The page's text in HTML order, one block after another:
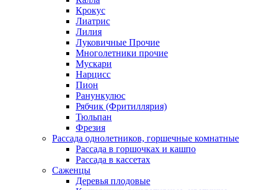
Крокус
Лиатрис
Лилия
Луковичные Прочие
Многолетники прочие
Мускари
Нарцисс
Пион
Ранункулюс
Рябчик (Фритиллярия)
Тюльпан
Фрезия
Рассада однолетников, горшечные комнатные
Рассада в горшочках и кашпо
Рассада в кассетах
Саженцы
Деревья плодовые